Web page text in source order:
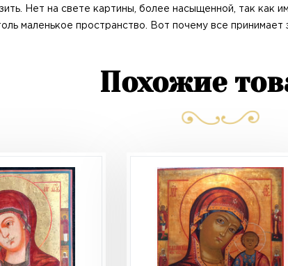
Нет на свете картины, более насыщенной, так как
маленькое пространство. Вот почему все
Похожие